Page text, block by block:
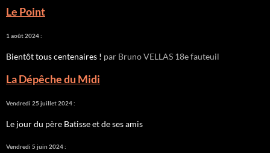
Le Point
1 août 2024 :
Bientôt tous centenaires ! par Bruno VELLAS 18e fauteuil
La Dépêche du Midi
Vendredi 25 juillet 2024 :
Le jour du père Batisse et de ses amis
Vendredi 5 juin 2024 :